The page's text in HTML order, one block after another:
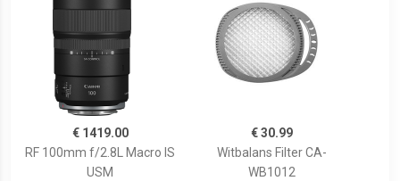
€ 1419.00
RF 100mm f/2.8L Macro IS
USM
€ 30.99
Witbalans Filter CA-
WB1012